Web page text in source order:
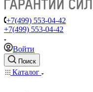
+7(499) 553-04-42
+7(499) 553-04-42
Войти
Поиск
Каталог